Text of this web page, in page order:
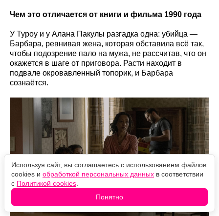
Чем это отличается от книги и фильма 1990 года
У Туроу и у Алана Пакулы разгадка одна: убийца —
Барбара, ревнивая жена, которая обставила всё так,
чтобы подозрение пало на мужа, не рассчитав, что он
окажется в шаге от приговора. Расти находит в
подвале окровавленный топорик, и Барбара
сознаётся.
Используя сайт, вы соглашаетесь с использованием файлов
cookies и обработкой персональных данных в соответствии
с Политикой cookies
Понятно